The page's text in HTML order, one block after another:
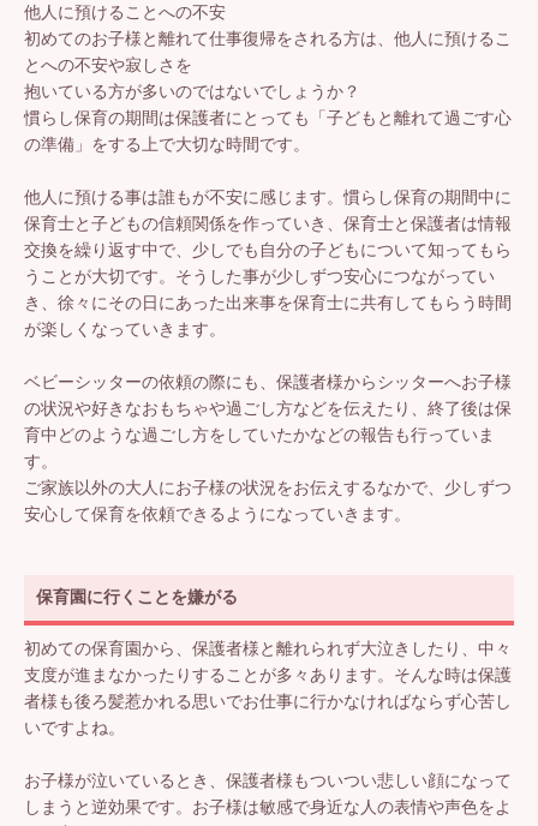
他人に預けることへの不安
初めてのお子様と離れて仕事復帰をされる方は、他人に預けるこ
とへの不安や寂しさを
抱いている方が多いのではないでしょうか？
慣らし保育の期間は保護者にとっても「子どもと離れて過ごす心
の準備」をする上で大切な時間です。
他人に預ける事は誰もが不安に感じます。慣らし保育の期間中に
保育士と子どもの信頼関係を作っていき、保育士と保護者は情報
交換を繰り返す中で、少しでも自分の子どもについて知ってもら
うことが大切です。そうした事が少しずつ安心につながってい
き、徐々にその日にあった出来事を保育士に共有してもらう時間
が楽しくなっていきます。
ベビーシッターの依頼の際にも、保護者様からシッターへお子様
の状況や好きなおもちゃや過ごし方などを伝えたり、終了後は保
育中どのような過ごし方をしていたかなどの報告も行っていま
す。
ご家族以外の大人にお子様の状況をお伝えするなかで、少しずつ
安心して保育を依頼できるようになっていきます。
保育園に行くことを嫌がる
初めての保育園から、保護者様と離れられず大泣きしたり、中々
支度が進まなかったりすることが多々あります。そんな時は保護
者様も後ろ髪惹かれる思いでお仕事に行かなければならず心苦し
いですよね。
お子様が泣いているとき、保護者様もついつい悲しい顔になって
しまうと逆効果です。お子様は敏感で身近な人の表情や声色をよ